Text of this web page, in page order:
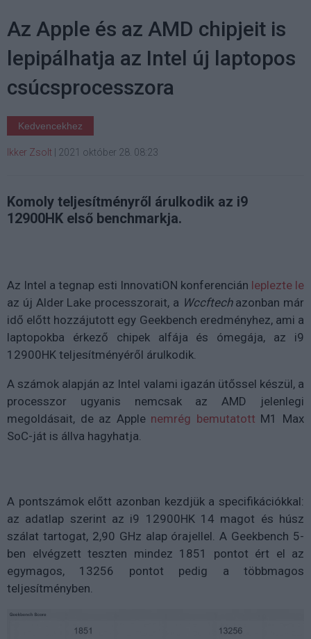
Az Apple és az AMD chipjeit is
lepipálhatja az Intel új laptopos
csúcsprocesszora
Kedvencekhez
Ikker Zsolt 2021 október 28. 08:23
Komoly teljesítményről árulkodik az i9
12900HK első benchmarkja.
Az Intel a tegnap esti InnovatiON konferencián leplezte le
az új Alder Lake processzorait, a Wccftechazonban már
idő előtt hozzájutott egy Geekbench eredményhez, ami a
laptopokba érkező chipek alfája és ómegája, az i9
12900HK teljesítményéről árulkodik.
A számok alapján az Intel valami igazán ütőssel készül, a
processzor ugyanis nemcsak az AMD jelenlegi
megoldásait, de az Apple nemrég bemutatott M1 Max
SoC-ját is állva hagyhatja.
A pontszámok előtt azonban kezdjük a specifikációkkal:
az adatlap szerint az i9 12900HK 14 magot és húsz
szálat tartogat, 2,90 GHz alap órajellel. A Geekbench 5-
ben elvégzett teszten mindez 1851 pontot ért el az
egymagos, 13256 pontot pedig a többmagos
teljesítményben.